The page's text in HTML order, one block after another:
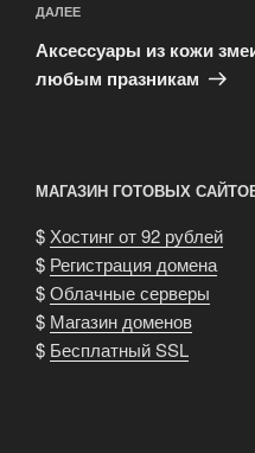
Следующая
запись
ДАЛЕЕ
Аксессуары из кожи
любым празникам
МАГАЗИН ГОТОВЫХ САЙТОВ
$Хостинг от 92 рублей
$ Регистрация домена
$Облачные серверы
$ Магазин доменов
$ Бесплатный SSL